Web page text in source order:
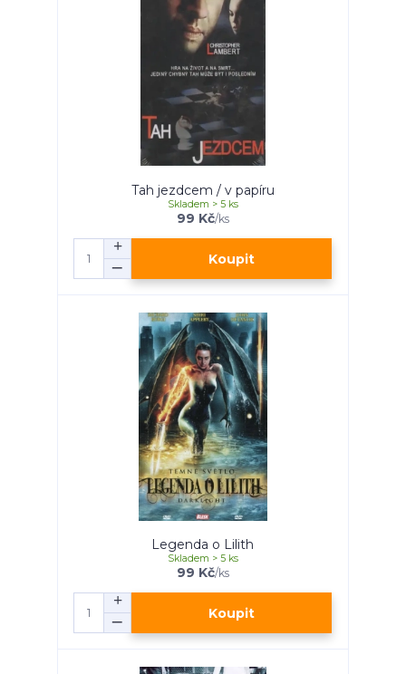
Tah jezdcem / v papíru
99 Kč/ks
Skladem > 5 ks
Koupit
Legenda o Lilith
99 Kč/ks
Skladem > 5 ks
Koupit